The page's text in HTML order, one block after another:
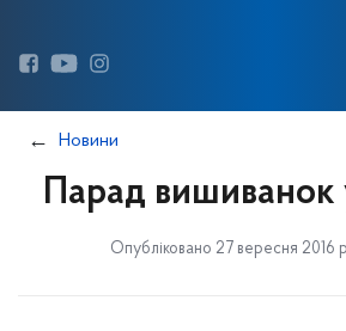
Новини
Парад вишиванок
Опубліковано 27 вересня 2016